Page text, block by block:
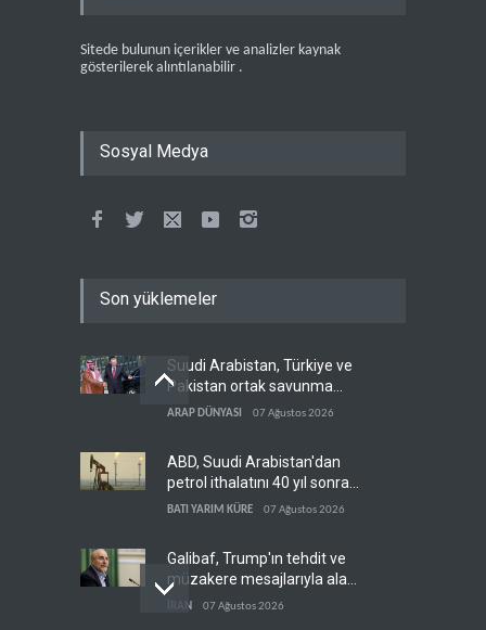
Sitede bulunun içerikler ve analizler kaynak
gösterilerek alıntılanabilir .
Sosyal Medya
Son yüklemeler
Suudi Arabistan, Türkiye ve
Pakistan ortak savunma
anlaşması imzaladı
ARAP DÜNYASI 07 Ağustos 2026
ABD, Suudi Arabistan'dan
petrol ithalatını 40 yıl sonra
ilk kez durdurdu
BATI YARIM KÜRE 07 Ağustos 2026
Galibaf, Trump'ın tehdit ve
müzakere mesajlarıyla alay
İRAN 07 Ağustos 2026